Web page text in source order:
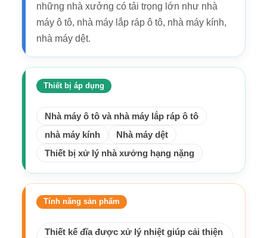
những nhà xưởng có tải trọng lớn như nhà
máy ô tô, nhà máy lắp ráp ô tô, nhà máy kính,
nhà máy dệt.
Thiết bị áp dụng
Nhà máy ô tô và nhà máy lắp ráp ô tô
nhà máy kính
Nhà máy dệt
Thiết bị xử lý nhà xưởng hạng nặng
Tính năng sản phẩm
Thiết kế đĩa được xử lý nhiệt giúp cải thiện